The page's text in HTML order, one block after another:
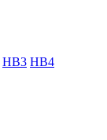
HB3 HB4